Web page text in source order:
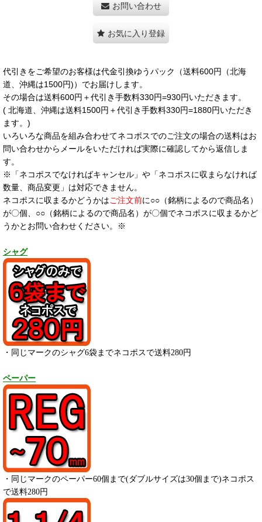
お問い合わせ
お気に入り登録
代引きをご希望のお客様は代金引換ゆうパック（送料600円（北海
道、沖縄は1500円)）でお届けします。
その場合は送料600円＋代引き手数料330円=930円いただきます。
( 北海道、沖縄は送料1500円＋代引き手数料330円=1880円いただき
ます。)
いろいろな商品を組み合わせてネコポスでのご注文の場合の送料はお
問い合わせからメールをいただければ実際に確認してから返信しま
す。
※「ネコポスでなければキャンセル」や「ネコポスに収まらなければ
数量、商品変更」は対応できません。
ネコポスに収まるかどうかはご注文前に○○（銘柄によるので商品名）
が〇個、○○（銘柄によるので商品名）が〇個でネコポスに収まるかど
うかとお問い合わせください。※
シャグ
・同じマークのシャグ6袋までネコポスで送料280円
ペーパー
・ 同じマークのペーパー60個まで(ダブルサイズは30個まで)ネコポス
で送料280円